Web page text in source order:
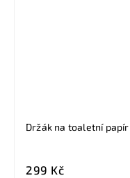
Držák na toaletní papír
299 Kč